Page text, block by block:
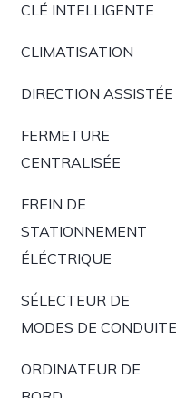
CLÉ INTELLIGENTE
CLIMATISATION
DIRECTION ASSISTÉE
FERMETURE
CENTRALISÉE
FREIN DE
STATIONNEMENT
ÉLÉCTRIQUE
SÉLECTEUR DE
MODES DE CONDUITE
ORDINATEUR DE